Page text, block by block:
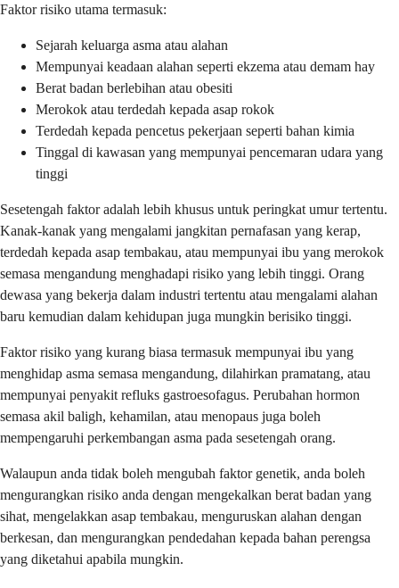
Faktor risiko utama termasuk:
Sejarah keluarga asma atau alahan
Mempunyai keadaan alahan seperti ekzema atau demam hay
Berat badan berlebihan atau obesiti
Merokok atau terdedah kepada asap rokok
Terdedah kepada pencetus pekerjaan seperti bahan kimia
Tinggal di kawasan yang mempunyai pencemaran udara yang
tinggi
Sesetengah faktor adalah lebih khusus untuk peringkat umur tertentu.
Kanak-kanak yang mengalami jangkitan pernafasan yang kerap,
terdedah kepada asap tembakau, atau mempunyai ibu yang merokok
semasa mengandung menghadapi risiko yang lebih tinggi. Orang
dewasa yang bekerja dalam industri tertentu atau mengalami alahan
baru kemudian dalam kehidupan juga mungkin berisiko tinggi.
Faktor risiko yang kurang biasa termasuk mempunyai ibu yang
menghidap asma semasa mengandung, dilahirkan pramatang, atau
mempunyai penyakit refluks gastroesofagus. Perubahan hormon
semasa akil baligh, kehamilan, atau menopaus juga boleh
mempengaruhi perkembangan asma pada sesetengah orang.
Walaupun anda tidak boleh mengubah faktor genetik, anda boleh
mengurangkan risiko anda dengan mengekalkan berat badan yang
sihat, mengelakkan asap tembakau, menguruskan alahan dengan
berkesan, dan mengurangkan pendedahan kepada bahan perengsa
yang diketahui apabila mungkin.